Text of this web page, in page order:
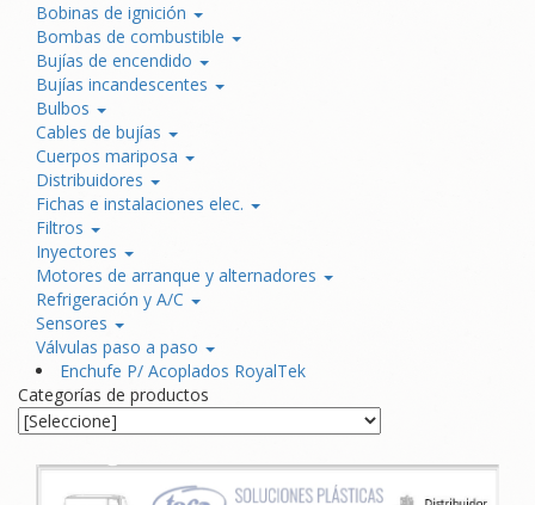
Bobinas de ignición
Bombas de combustible
Bujías de encendido
Bujías incandescentes
Bulbos
Cables de bujías
Cuerpos mariposa
Distribuidores
Fichas e instalaciones elec.
Filtros
Inyectores
Motores de arranque y alternadores
Refrigeración y A/C
Sensores
Válvulas paso a paso
Enchufe P/ Acoplados RoyalTek
Categorías de productos